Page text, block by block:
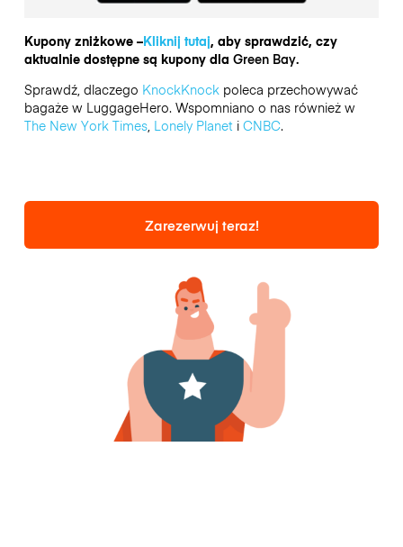
Kupony zniżkowe –Kliknij tutaj, aby sprawdzić, czy
aktualnie dostępne są kupony dla Green Bay.
Sprawdź, dlaczego KnockKnockpoleca przechowywać
bagaże w LuggageHero. Wspomniano o nas również w
The New York Times, Lonely Planeti CNBC.
Zarezerwuj teraz!